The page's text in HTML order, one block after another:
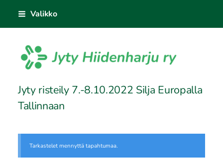
sisältöön
Valikko
Sivuston etusivulle
Jyty risteily 7.-8.10.2022 Silja Europalla
Tallinnaan
Tarkastelet mennyttä tapahtumaa.